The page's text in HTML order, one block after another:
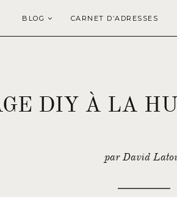
BLOG CARNET D’ADRESSES
DIY À LA
par David